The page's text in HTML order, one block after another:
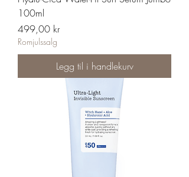
100ml
Pris
499,00 kr
Romjulssalg
Legg til i handlekurv